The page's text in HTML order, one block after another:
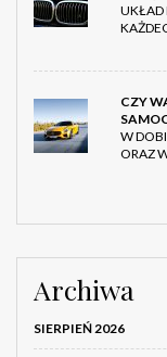
UKŁAD
CZY
W
ORAZ
Archiwa
SIERPIEŃ 2026